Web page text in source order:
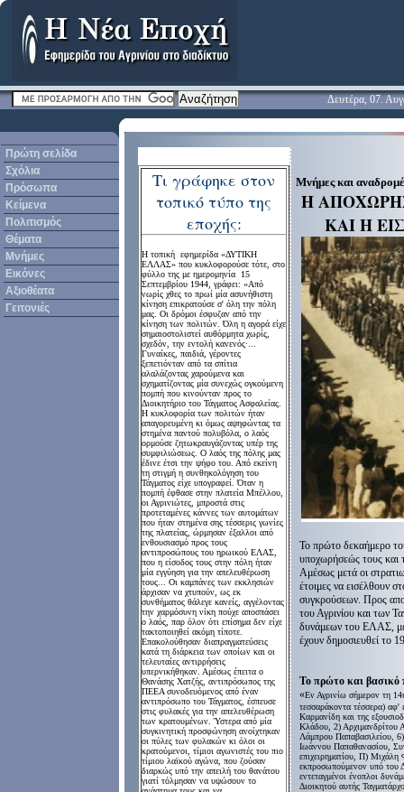
Δευτέρα, 07.
Πρώτη σελίδα
Σχόλια
Πρόσωπα
Κείμενα
Πολιτισμός
Θέματα
Μνήμες
Εικόνες
Αξιοθέατα
Γειτονιές
Τι γράφηκε στον
τοπικό τύπο της
εποχής:
Η τοπική εφημερίδα «ΔΥΤΙΚΗ
ΕΛΛΑΣ» που κυκλοφορούσε τότε, στο
φύλλο της με ημερομηνία 15
Σεπτεμβρίου 1944, γράφει: «Από
νωρίς χθες το πρωί μία ασυνήθιστη
κίνηση επικρατούσε σ' όλη την πόλη
μας. Οι δρόμοι έσφυζαν από την
κίνηση των πολιτών. Όλη η αγορά είχε
σημαιοστολιστεί αυθόρμητα χωρίς,
σχεδόν, την εντολή κανενός·...
Γυναίκες, παιδιά, γέροντες
ξεπετιόνταν από τα σπίτια
αλαλάζοντας χαρούμενα και
σχηματίζοντας μία συνεχώς ογκούμενη
πομπή που κινούνταν προς το
Διοικητήριο του Τάγματος Ασφαλείας.
Η κυκλοφορία των πολιτών ήταν
απαγορευμένη κι όμως αψηφώντας τα
στημένα παντού πολυβόλα, ο λαός
ορμούσε ζητωκραυγάζοντας υπέρ της
συμφιλιώσεως. Ο λαός της πόλης μας
έδινε έτσι την ψήφο του. Από εκείνη
τη στιγμή η συν­θηκολόγηση του
Τάγματος είχε υπογραφεί. Όταν η
πομπή έφθασε στην πλατεία Μπέλλου,
οι Αγρινιώτες, μπροστά στις
προτεταμένες κάννες των αυτομάτων
που ήταν στημένα σης τέσσερις γωνίες
της πλατείας, ώρμησαν έξαλλοι από
ενθουσιασμό προς τους
αντιπροσώπους του ηρωικού ΕΛΑΣ,
που η είσοδος τους στην πόλη ήταν
μία εγγύηση για την απελευθέρωση
τους... Οι καμπάνες των εκκλησιών
άρχισαν να χτυπούν, ως εκ
συνθήματος θάλεγε κανείς, αγγέλοντας
την χαρμόσυνη νίκη πούχε αποσπάσει
ο λαός, παρ όλον ότι επίσημα δεν είχε
τακτοποιηθεί ακόμη τίποτε.
Επακολούθησαν διαπραγματεύσεις
κατά τη διάρκεια των οποίων και οι
τελευταίες αντιρρήσεις
υπερνικήθηκαν. Αμέσως έπειτα ο
Θανάσης Χατζής, αντιπρόσωπος της
ΠΕΕΑ συνοδευόμενος από έναν
αντιπρόσωπο του Τάγματος, έσπευσε
στις φυλακές για την απελευθέρωση
των κρατουμένων. Ύστερα από μία
συγκινη­τική προσφώνηση ανοίχτηκαν
οι πύλες των φυλακών κι όλοι οι
κρατούμενοι, τίμιοι αγωνιστές του πιο
τίμιου λαϊκού αγώνα, που ζούσαν
διαρκώς υπό την απειλή του θανάτου
γιατί τόλμησαν να υψώσουν το
Μνήμες και
Η
ΚΑΙ Η
Το πρώτο δεκαήμερο
υποχωρήσεώς τους και
Αμέσως μετά οι
έτοιμες να εισέλθουν
συγκρούσεων. Προς
του Αγρινίου και των
δυνάμεων του ΕΛΑΣ,
έχουν δημοσιευθεί το
Το πρώτο και βασικό
«Εν Αγρινίω σήμερον τη
τεσσαράκοντα τέσσερα) αφ'
Καρμανίδη και της
Κλάδου, 2) Αρχιμανδρίτου
Λάμπρου Παπαβασιλείου,
Ιωάννου Παπαθανασίου,
επιχειρηματίου, Π)
εκπροσωπούμενον υπό του
εντεταγμένοι ένοπλοι
Διοικητού αυτής